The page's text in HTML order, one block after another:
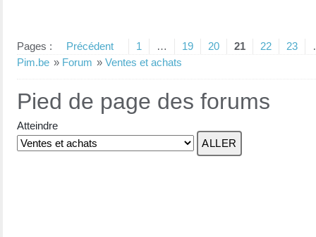
Pages : Précédent 1 … 19 20 21 22 23
Pim.be » Forum » Ventes et achats
Pied de page des forums
Atteindre